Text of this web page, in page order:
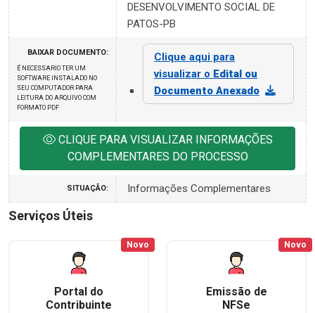
DESENVOLVIMENTO SOCIAL DE
PATOS-PB
BAIXAR DOCUMENTO:
É NECESSARIO TER UM
SOFTWARE INSTALADO NO
SEU COMPUTADOR PARA
LEITURA DO ARQUIVO COM
FORMATO PDF
Clique aqui para
visualizar o Edital ou
Documento Anexado
CLIQUE PARA VISUALIZAR INFORMAÇÕES
COMPLEMENTARES DO PROCESSO
SITUAÇÃO: Informações Complementares
Serviços Úteis
Portal do
Contribuinte
Novo
Emissão de
NFSe
Novo